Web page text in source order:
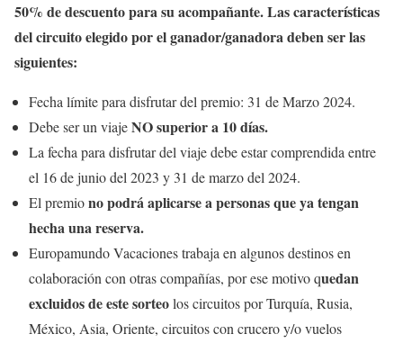
50% de descuento para su acompañante. Las características
del circuito elegido por el ganador/ganadora deben ser las
siguientes:
Fecha límite para disfrutar del premio: 31 de Marzo 2024.
Debe ser un viajeNO superior a 10 días.
La fecha para disfrutar del viaje debe estar comprendida entre
el 16 de junio del 2023 y 31 de marzo del 2024.
El premiono podrá aplicarse a personas que ya tengan
hecha una reserva.
Europamundo Vacaciones trabaja en algunos destinos en
colaboración con otras compañías, por ese motivo quedan
excluidos de este sorteolos circuitos por Turquía, Rusia,
México, Asia, Oriente, circuitos con crucero y/o vuelos